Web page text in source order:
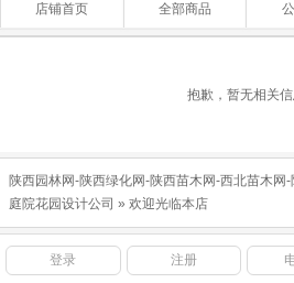
店铺首页 全部商品
抱歉，暂无相关
陕西园林网-陕西绿化网-陕西苗木网-西北苗木网-
庭院花园设计公司 » 欢迎光临本店
登录 注册